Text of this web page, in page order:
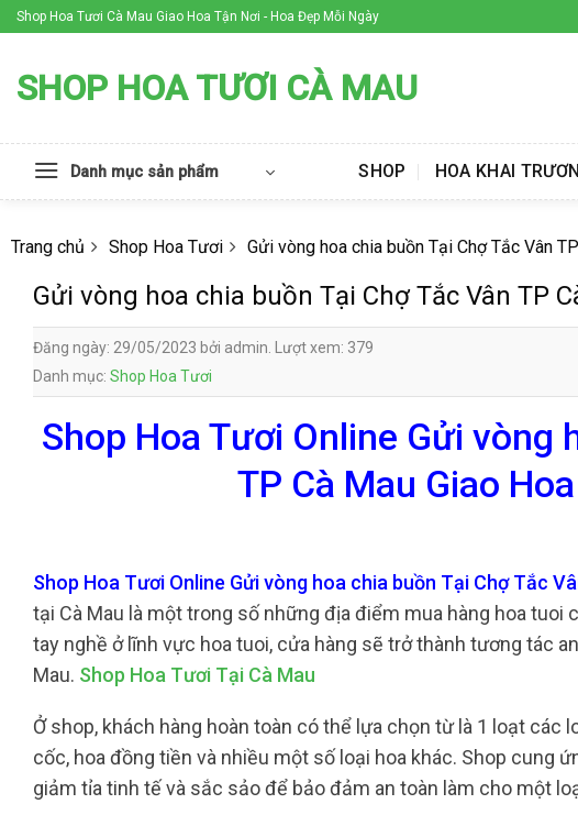
Skip
to
Shop Hoa Tươi Cà Mau Giao Hoa Tận Nơi - Hoa Đẹp Mỗi Ngày
SHOP HOA TƯƠI CÀ MAU
Danh mục sản phẩm SHOP HOA KHAI
Trang chủ Shop Hoa Tươi Gửi vòng hoa chia buồn Tại Chợ Tắc Vân
Gửi vòng hoa chia buồn Tại Chợ Tắc Vân TP
Đăng ngày: 29/05/2023 bởi admin. Lượt xem: 379
Danh mục: Shop Hoa Tươi
Shop Hoa Tươi Online Gửi vòng
TP Cà Mau Giao
Shop Hoa Tươi Online Gửi vòng hoa chia buồn Tại Chợ Tắc
tại Cà Mau là một trong số những địa điểm mua hàng hoa
tay nghề ở lĩnh vực hoa tuoi, cửa hàng sẽ trở thành tương tác
Mau. Shop Hoa Tươi Tại Cà Mau
Ở shop, khách hàng hoàn toàn có thể lựa chọn từ là 1 loạt các
cốc, hoa đồng tiền và nhiều một số loại hoa khác. Shop cung
giảm tỉa tinh tế và sắc sảo để bảo đảm an toàn làm cho một